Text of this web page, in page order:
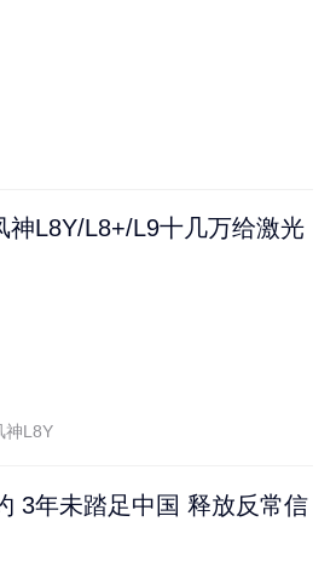
神L8Y/L8+/L9十几万给激光
神L8Y
3年未踏足中国 释放反常信